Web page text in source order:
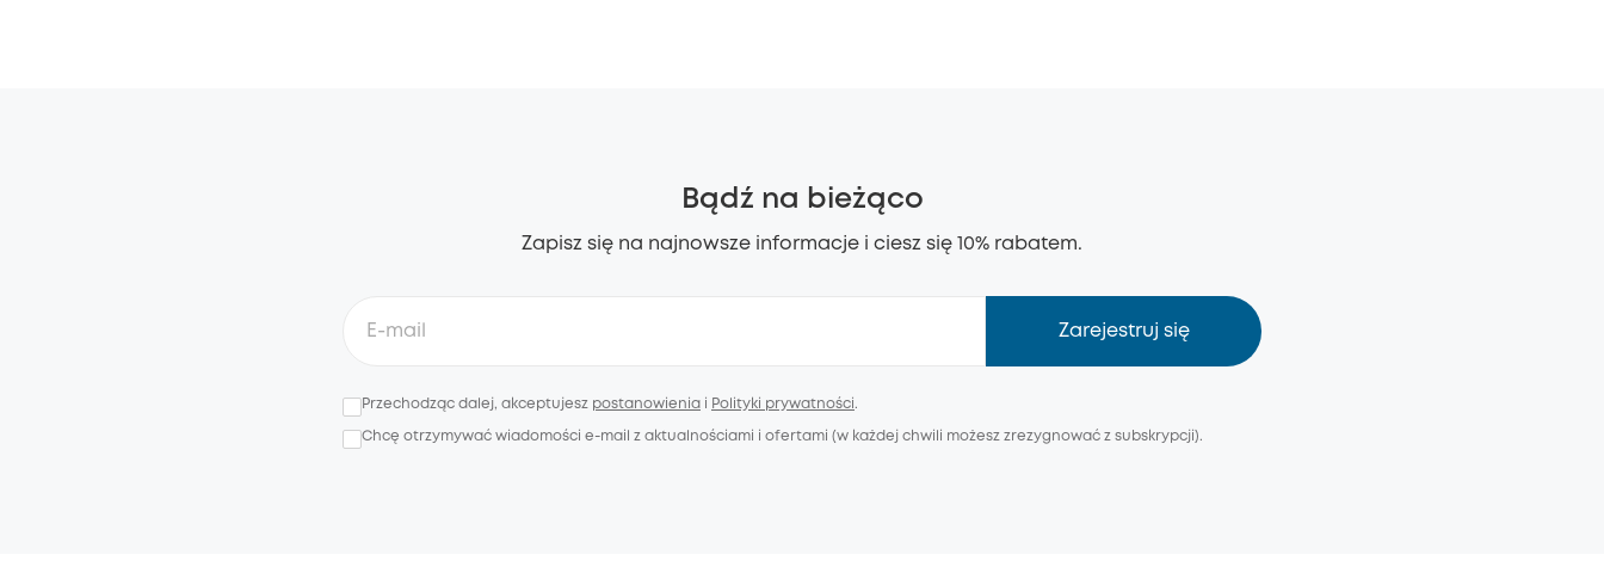
Bądź na bieżąco
Zapisz się na najnowsze informacje i ciesz się 10% rabatem.
Zarejestruj się
Przechodząc dalej, akceptujesz postanowienia i Polityki prywatności.
Chcę otrzymywać wiadomości e-mail z aktualnościami i ofertami (w każdej chwili możesz zrezygnować z subskrypcji).